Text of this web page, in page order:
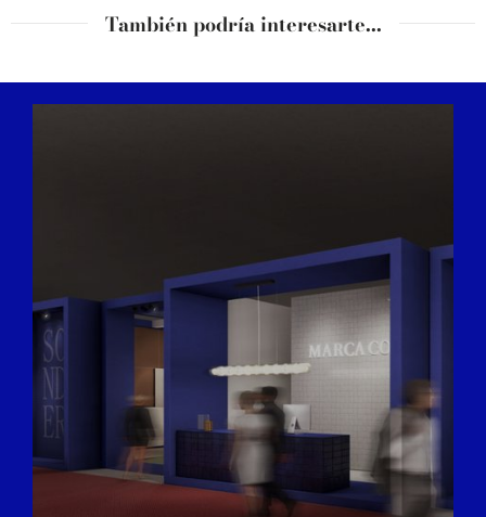
También podría interesarte...